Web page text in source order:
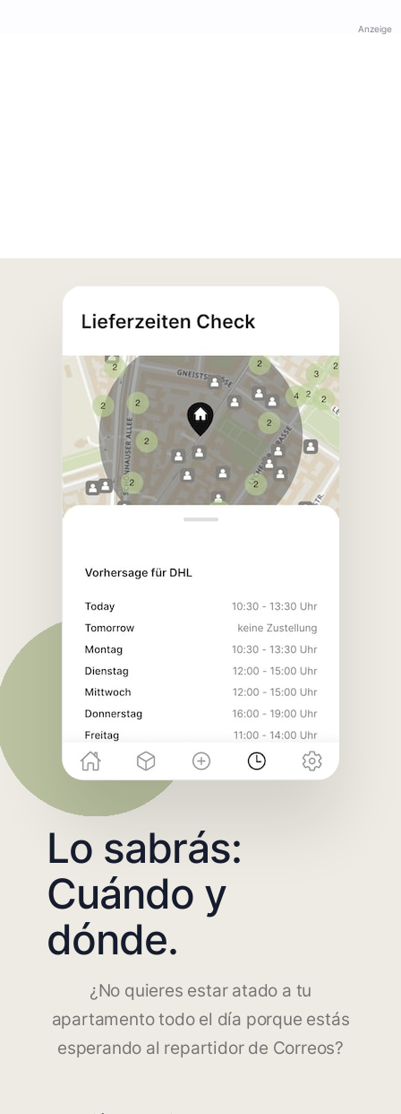
Anzeige
Lo sabrás:
Cuándo y
dónde.
¿No quieres estar atado a tu
apartamento todo el día porque estás
esperando al repartidor de Correos?